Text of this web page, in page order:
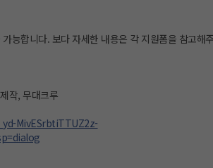
능합니다. 보다 자세한 내용은 각 지원폼을 참고해
작, 무대크루
MivESrbtiTTUZ2z-